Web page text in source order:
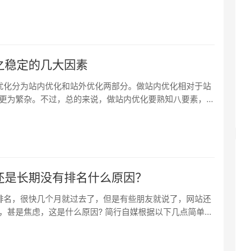
稳定的几大因素
分为站内优化和站外优化两部分。做站内优化相对于站
为繁杂。不过，总的来说，做站内优化要熟知八要素，做
长期没有排名什么原因？
，很快几个月就过去了，但是有些朋友就说了，网站还
甚是焦虑，这是什么原因? 简行自媒根据以下几点简单说